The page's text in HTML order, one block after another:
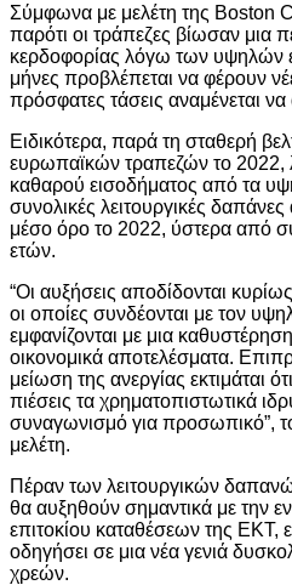
Σύμφωνα με μελέτη της Boston
παρότι οι τράπεζες βίωσαν μια
κερδοφορίας λόγω των υψηλών
μήνες προβλέπεται να φέρουν
πρόσφατες τάσεις αναμένεται
Ειδικότερα, παρά τη σταθερή
ευρωπαϊκών τραπεζών το 2022,
καθαρού εισοδήματος από τα
συνολικές λειτουργικές
μέσο όρο το 2022, ύστερα από
ετών.
“Οι αυξήσεις αποδίδονται
οι οποίες συνδέονται με τον
εμφανίζονται με μια
οικονομικά αποτελέσματα.
μείωση της ανεργίας εκτιμάται
πιέσεις τα χρηματοπιστωτικά
συναγωνισμό για προσωπικό”,
μελέτη.
Πέραν των λειτουργικών
θα αυξηθούν σημαντικά με την
επιτοκίου καταθέσεων της ΕΚΤ,
οδηγήσει σε μια νέα γενιά
χρεών.